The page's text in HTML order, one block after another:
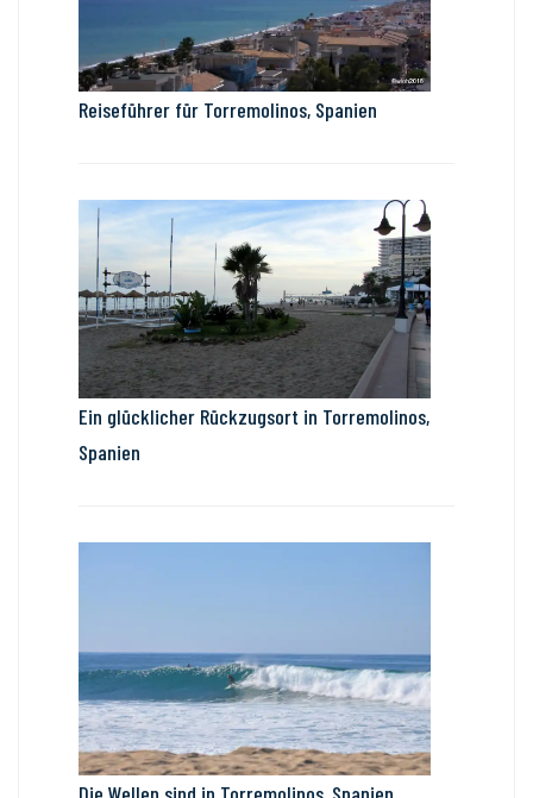
Reiseführer für Torremolinos, Spanien
Ein glücklicher Rückzugsort in Torremolinos,
Spanien